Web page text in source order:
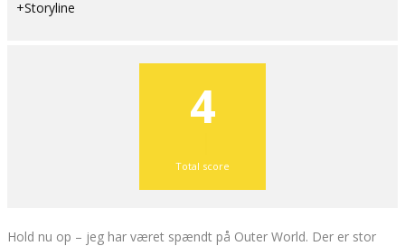
Storyline
4
Total score
Hold nu op – jeg har været spændt på Outer World. Der er stor